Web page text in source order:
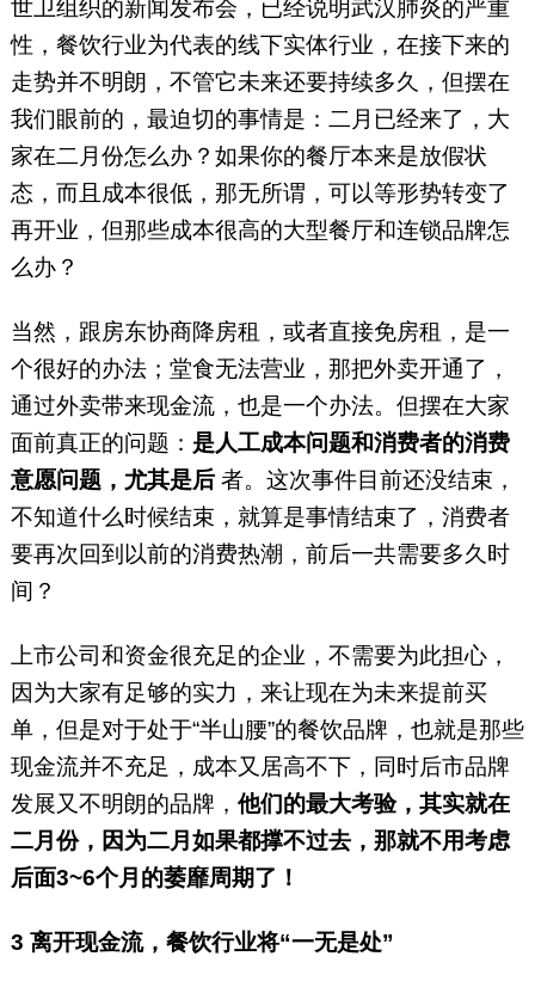
世卫组织的新闻发布会，已经说明武汉肺炎的严重
性，餐饮行业为代表的线下实体行业，在接下来的
走势并不明朗，不管它未来还要持续多久，但摆在
我们眼前的，最迫切的事情是：二月已经来了，大
家在二月份怎么办？如果你的餐厅本来是放假状
态，而且成本很低，那无所谓，可以等形势转变了
再开业，但那些成本很高的大型餐厅和连锁品牌怎
么办？
当然，跟房东协商降房租，或者直接免房租，是一
个很好的办法；堂食无法营业，那把外卖开通了，
通过外卖带来现金流，也是一个办法。但摆在大家
面前真正的问题： 是人工成本问题和消费者的消费
意愿问题，尤其是后 者。这次事件目前还没结束，
不知道什么时候结束，就算是事情结束了，消费者
要再次回到以前的消费热潮，前后一共需要多久时
间？
上市公司和资金很充足的企业，不需要为此担心，
因为大家有足够的实力，来让现在为未来提前买
单，但是对于处于“半山腰”的餐饮品牌，也就是那些
现金流并不充足，成本又居高不下，同时后市品牌
发展又不明朗的品牌， 他们的最大考验，其实就在
二月份，因为二月如果都撑不过去，那就不用考虑
后面3~6个月的萎靡周期了！
3 离开现金流，餐饮行业将“一无是处”